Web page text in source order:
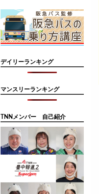
デイリーランキング
マンスリーランキング
TNNメンバー 自己紹介